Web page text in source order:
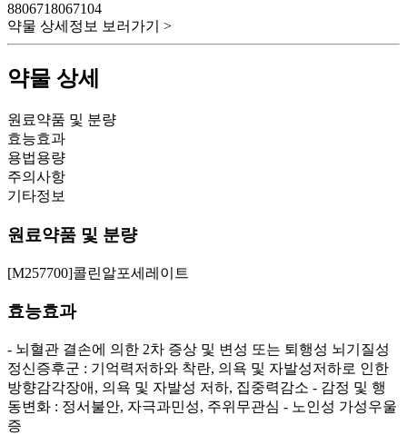
8806718067104
약물 상세정보 보러가기 >
약물 상세
원료약품 및 분량
효능효과
용법용량
주의사항
기타정보
원료약품 및 분량
[M257700]콜린알포세레이트
효능효과
- 뇌혈관 결손에 의한 2차 증상 및 변성 또는 퇴행성 뇌기질성
정신증후군 : 기억력저하와 착란, 의욕 및 자발성저하로 인한
방향감각장애, 의욕 및 자발성 저하, 집중력감소 - 감정 및 행
동변화 : 정서불안, 자극과민성, 주위무관심 - 노인성 가성우울
증